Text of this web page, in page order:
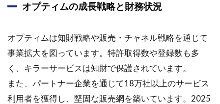
オプティムの成長戦略と財務状況
オプティムは知財戦略や販売・チャネル戦略を通じて
事業拡大を図っています。特許取得数や登録数も多
く、キラーサービスは知財で保護されています。
また、パートナー企業を通じて18万社以上のサービス
利用者を獲得し、堅固な販売網を築いています。2025